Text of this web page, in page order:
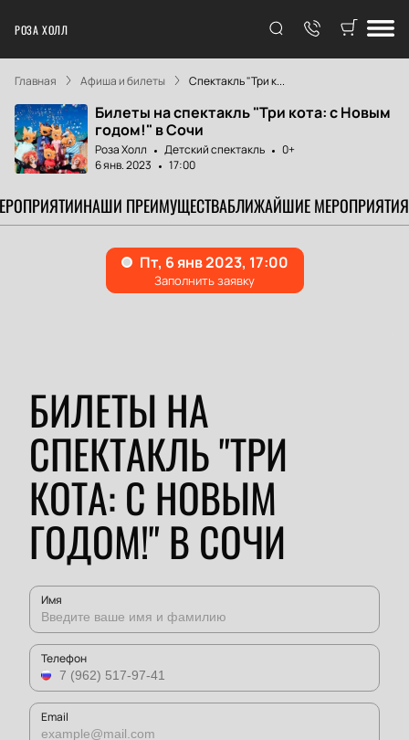
РОЗА ХОЛЛ
Главная Афиша и билеты Спектакль "Три к...
Билеты на спектакль "Три кота: с Новым
годом!" в Сочи
Роза Холл Детский спектакль
0+
6 янв. 2023
17:00
НАШИ ПРЕИМУЩЕСТВАБЛИЖАЙШИЕ МЕРОПРИЯТИЯ
БИЛЕТЫ НА
СПЕКТАКЛЬ "ТРИ
КОТА: С НОВЫМ
ГОДОМ!" В СОЧИ
Имя
Телефон
Email